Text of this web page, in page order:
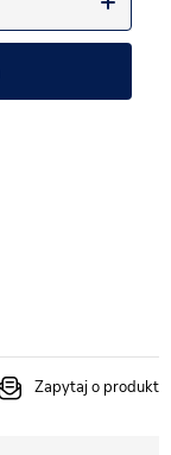
Zapytaj o produkt